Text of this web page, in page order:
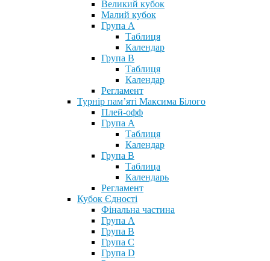
Великий кубок
Малий кубок
Група А
Таблиця
Календар
Група В
Таблиця
Календар
Регламент
Турнір пам’яті Максима Білого
Плей-офф
Група А
Таблиця
Календар
Група В
Таблица
Календарь
Регламент
Кубок Єдності
Фінальна частина
Група А
Група В
Група С
Група D